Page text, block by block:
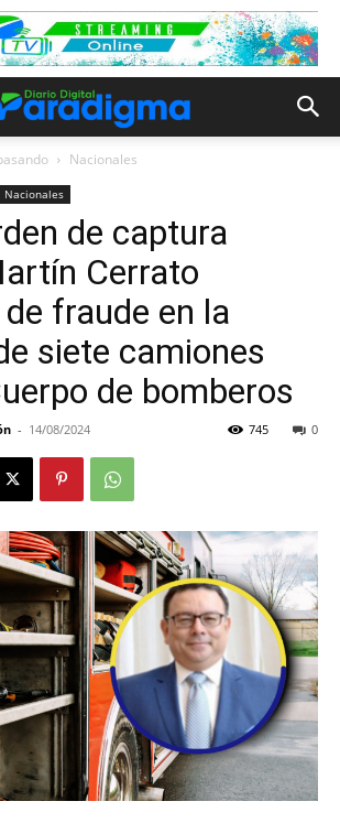
Nacionales
Nacionales
de captura
Cerrato
fraude en la
siete camiones
de bomberos
- 14/08/2024 0
745